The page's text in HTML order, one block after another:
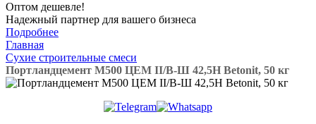
Оптом дешевле!
Надежный партнер для вашего бизнеса
Подробнее
Главная
Сухие строительные смеси
Портландцемент М500 ЦЕМ II/B-Ш 42,5Н Betonit, 50 кг